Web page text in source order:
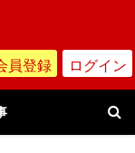
員登録 ログイン